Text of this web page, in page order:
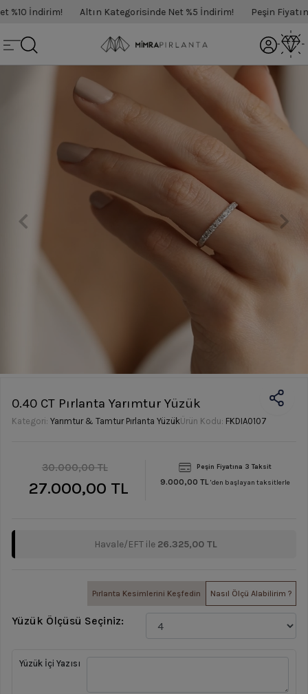
İndirim! Altın Kategorisinde Net %5 İndirim! Peşin
0.40 CT Pırlanta Yarımtur Yüzük
Kategori: Yarımtur & Tamtur Pırlanta YüzükÜrün Kodu: FKDIA0107
30.000,00 TL
27.000,00 TL
Peşin Fiyatına 3 Taksit
9.000,00 TL'den başlayan taksitlerle
Havale/EFT ile 26.325,00 TL
Pırlanta Kesimlerini Keşfedin Nasıl Ölçü Alabilirim ?
Yüzük Ölçüsü Seçiniz:
Yüzük İçi Yazısı